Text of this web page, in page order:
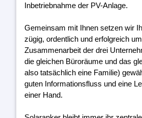
Inbetriebnahme der PV-Anlage.
Gemeinsam mit Ihnen setzen wir
zügig, ordentlich und erfolgreich
Zusammenarbeit der drei
die gleichen Büroräume und das
also tatsächlich eine Familie)
guten Informationsfluss und eine
einer Hand.